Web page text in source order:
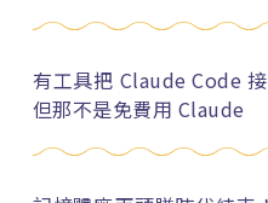
有工具把 Claude Code
但那不是免費用 Claude